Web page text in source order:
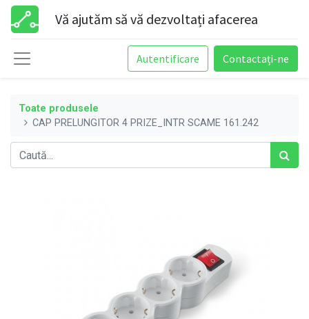
Vă ajutăm să vă dezvoltați afacerea
Autentificare Contactați-ne
Toate produsele
CAP PRELUNGITOR 4 PRIZE_INTR SCAME 161.242